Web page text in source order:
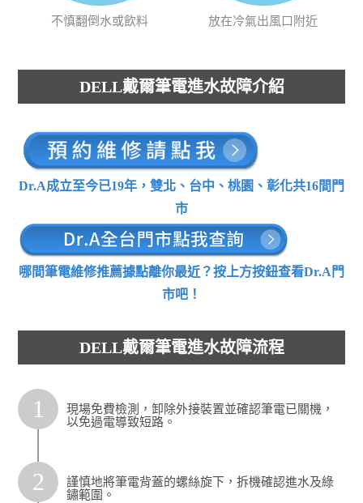
不慎翻倒水或飲料 放在冷氣出風口附近
DELL戴爾筆電進水故障介紹
Dr.A成立至今已19年，雙北、台中、桃園、彰化共16間門
市
哪間筆電維修推薦據點離你最近？按上方按鈕查看Dr.A門
市吧！
DELL戴爾筆電進水故障流程
1
現場免費檢測，卸除外接裝置並確認筆電已關機，
以免過電導致短路。
2
謹慎地將筆電背蓋的螺絲旋下，拆機確認進水及綠
鏽範圍。